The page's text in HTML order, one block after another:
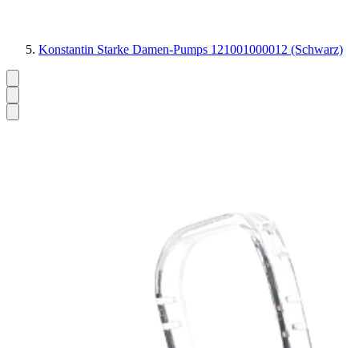
Konstantin Starke Damen-Pumps 121001000012 (Schwarz)